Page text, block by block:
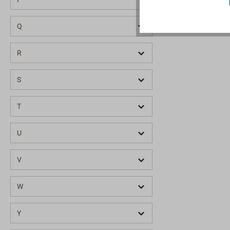
Q
R
S
T
U
V
W
Y
Zum